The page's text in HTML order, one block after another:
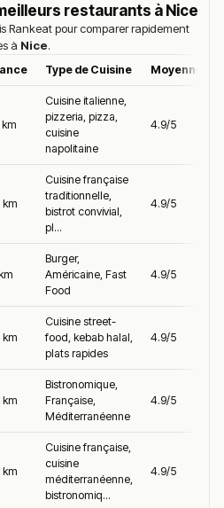
restaurants à Nice
Rankeat pour comparer rapidement
à Nice.
Type de Cuisine Moyenne
km
Cuisine italienne,
pizzeria, pizza,
cuisine
napolitaine
4.9/5
km
Cuisine française
traditionnelle,
bistrot convivial,
pl...
4.9/5
Burger,
Américaine, Fast
Food
4.9/5
km
Cuisine street-
food, kebab halal,
plats rapides
4.9/5
km
Bistronomique,
Française,
Méditerranéenne
4.9/5
km
Cuisine française,
cuisine
méditerranéenne,
bistronomiq...
4.9/5